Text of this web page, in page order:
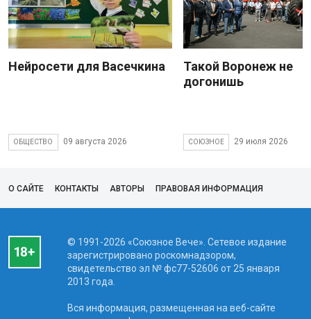
Нейросети для Васечкина
ОБЩЕСТВО 09 августа 2026
Такой Воронеж не
догонишь
СОЮЗНОЕ 29 июля 2026
О САЙТЕ КОНТАКТЫ АВТОРЫ ПРАВОВАЯ ИНФОРМАЦИЯ
© 1991-2026 «Союзное Вече». Сетевое издание
зарегистрировано роскомнадзором,
свидетельство эл № фc77-52606 от 25 января
2013 года.
Вся информация, размещенная на веб-сайте